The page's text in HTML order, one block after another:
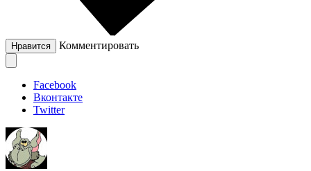
Нравится Комментировать
Facebook
Вконтакте
Twitter